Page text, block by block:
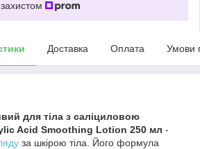
Доставка Оплата Умови
для тіла з саліциловою
Acid Smoothing Lotion 250 мл -
за шкірою тіла. Його формула